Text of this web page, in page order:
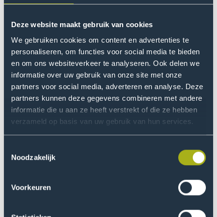
Deze website maakt gebruik van cookies
We gebruiken cookies om content en advertenties te
personaliseren, om functies voor social media te bieden
en om ons websiteverkeer te analyseren. Ook delen we
informatie over uw gebruik van onze site met onze
partners voor social media, adverteren en analyse. Deze
partners kunnen deze gegevens combineren met andere
informatie die u aan ze heeft verstrekt of die ze hebben
verzameld op basis van uw gebruik van hun services.
Noodzakelijk
Voorkeuren
Het besef is er, maar er moet meer gebeuren dan
gebouwen CO2-neutraal maken.
"Het klinkt redelijk activistisch, maar mijn doel is
duizend onderwijsprofessionals zover krijgen dat ze
voor 2030 bezig zijn met regeneratief onderwijs.
Hopelijk ontstaat daardoor een sneeuwbaleffect en
brengt dat écht een verandering teweeg."
Hoe kijk je terug op je tijd bij
De Haagse Hogeschool?
Tijdens mijn onderzoek en het schrijven van mijn
proefschrift kreeg ik steun en felle kritiek. Sommigen
vonden het te utopisch, te zacht, te hippie. Dat is goed.